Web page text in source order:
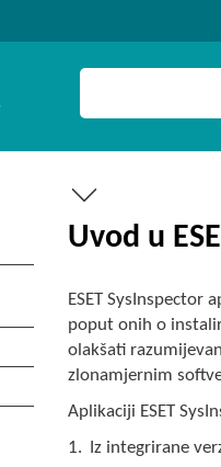
Uvod u
ESET
poput onih o
olakšati
zlonamjernim
Aplikaciji ESET
1.
Iz integrirane